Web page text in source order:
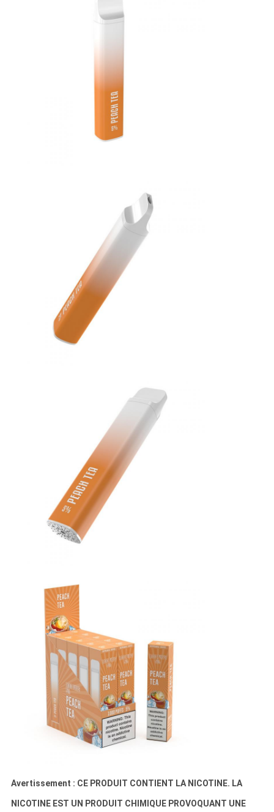
Avertissement : CE PRODUIT CONTIENT LA NICOTINE. LA
NICOTINE EST UN PRODUIT CHIMIQUE PROVOQUANT UNE